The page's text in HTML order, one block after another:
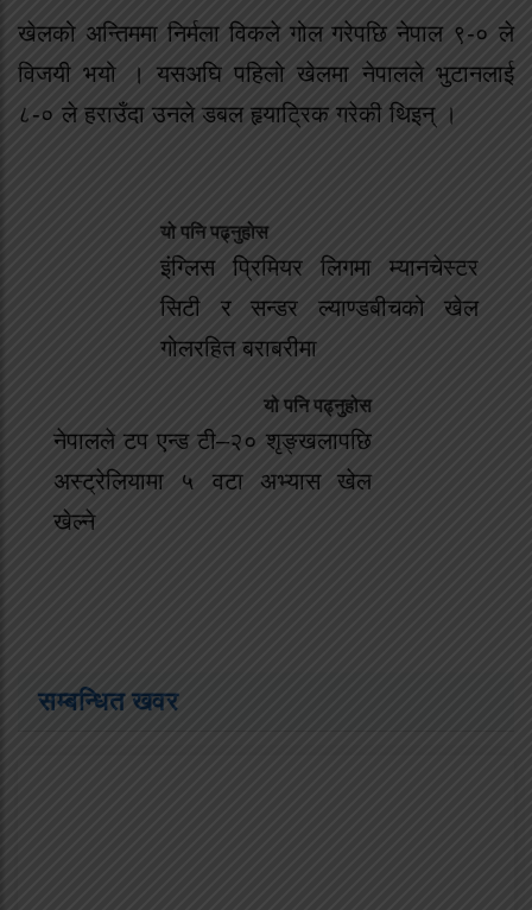
खेलको अन्तिममा निर्मला विकले गोल गरेपछि नेपाल ९-० ले
विजयी भयो । यसअघि पहिलो खेलमा नेपालले भुटानलाई
८-० ले हराउँदा उनले डबल हृयाट्रिक गरेकी थिइन् ।
यो पनि पढ्नुहोस
इंग्लिस प्रिमियर लिगमा म्यानचेस्टर
सिटी र सन्डर ल्याण्डबीचको खेल
गोलरहित बराबरीमा
यो पनि पढ्नुहोस
नेपालले टप एन्ड टी–२० शृङ्खलापछि
अस्ट्रेलियामा ५ वटा अभ्यास खेल
खेल्ने
सम्बन्धित खवर